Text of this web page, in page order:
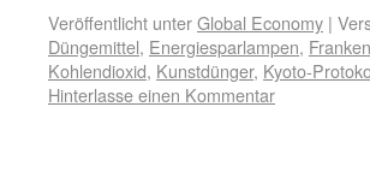
Veröffentlicht unterGlobal Economy |
Düngemittel, Energiesparlampen,
Kohlendioxid, Kunstdünger, Kyoto-
Hinterlasse einen Kommentar